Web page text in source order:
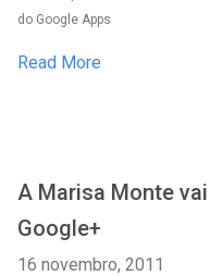
do Google Apps
Read More
A Marisa Monte
Google+
16 novembro, 2011